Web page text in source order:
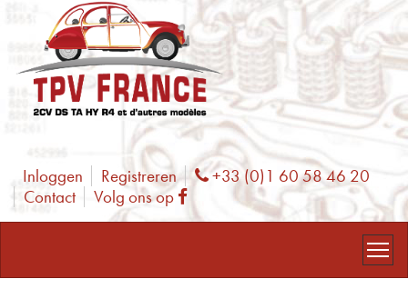
Inloggen Registreren Phone
+33 (0)1 60 58 46 20
Contact
Volg ons op Facebook